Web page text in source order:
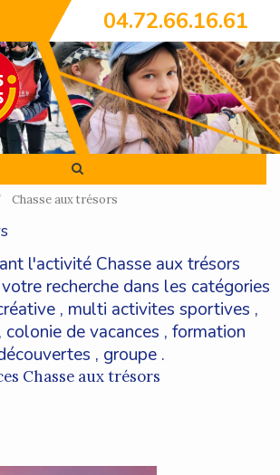
04.72.66.16.61
Chasse aux trésors
l'activité Chasse aux trésors
recherche dans les catégories
, multi activites sportives ,
, colonie de vacances , formation
, groupe .
Chasse aux trésors